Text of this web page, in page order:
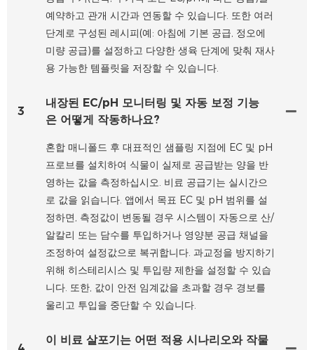
예약하고 관개 시간과 연동할 수 있습니다. 또한 여러
단계로 구성된 레시피(예: 아침에 기본 공급, 정오에
미량 공급)를 설정하고 다양한 생육 단계에 맞춰 재사
용 가능한 템플릿을 저장할 수 있습니다.
3
내장된 EC/pH 모니터링 및 자동 보정 기능
은 어떻게 작동하나요?
혼합 매니폴드 후 대표적인 샘플링 지점에 EC 및 pH
프로브를 설치하여 식물이 실제로 공급받는 양을 반
영하는 값을 측정하십시오. 비료 공급기는 실시간으
로 값을 읽습니다. 앱에서 목표 EC 및 pH 범위를 설
정하면, 측정값이 변동될 경우 시스템이 자동으로 산/
알칼리 또는 담수를 투입하거나 영양분 공급 채널을
조정하여 설정값으로 복귀합니다. 과교정을 방지하기
위해 히스테리시스 및 투입량 제한을 설정할 수 있습
니다. 또한, 값이 안전 임계값을 초과할 경우 경보를
울리고 투입을 중단할 수 있습니다.
이 비료 살포기는 어떤 적용 시나리오와 작물